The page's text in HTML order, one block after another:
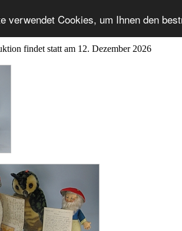
verwendet Cookies, um Ihnen den
findet statt am 12. Dezember 2026